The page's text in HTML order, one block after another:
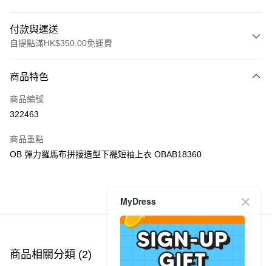
付款與運送
自提點滿HK$350.00免運費
信用卡
Apple Pay
PayMe
每筆HK$40.00，滿HK$350.00或以上免運費
付款後順豐站及營業點
商品特色
商品編號
322463
商品重點
OB 彈力羅馬布拼接造型下襬短袖上衣 OBAB18360
商品推薦
商品相關分類 (2)
MyDress